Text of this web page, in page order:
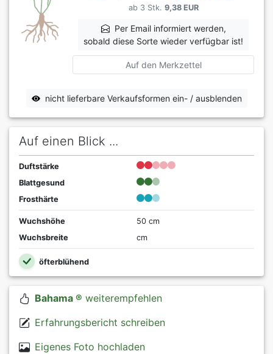
ab 3 Stk. 9,38 EUR
Per Email informiert werden,
sobald diese Sorte wieder verfügbar ist!
Auf den Merkzettel
nicht lieferbare Verkaufsformen ein- / ausblenden
Auf einen Blick ...
Duftstärke
Blattgesund
Frosthärte
Wuchshöhe
50 cm
Wuchsbreite
cm
öfterblühend
Bahama ® weiterempfehlen
Erfahrungsbericht schreiben
Eigenes Foto hochladen